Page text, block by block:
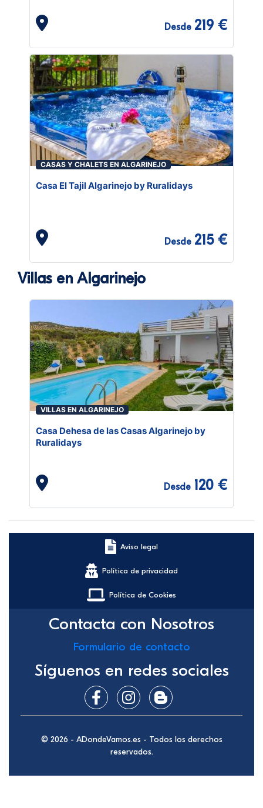
Desde 219 €
CASAS Y CHALETS EN ALGARINEJO
Casa El Tajil Algarinejo by Ruralidays
Desde 215 €
Villas en Algarinejo
VILLAS EN ALGARINEJO
Casa Dehesa de las Casas Algarinejo by
Ruralidays
Desde 120 €
Aviso legal
Política de privacidad
Política de Cookies
Contacta con Nosotros
Formulario de contacto
Síguenos en redes sociales
© 2026 - ADondeVamos.es - Todos los derechos
reservados.